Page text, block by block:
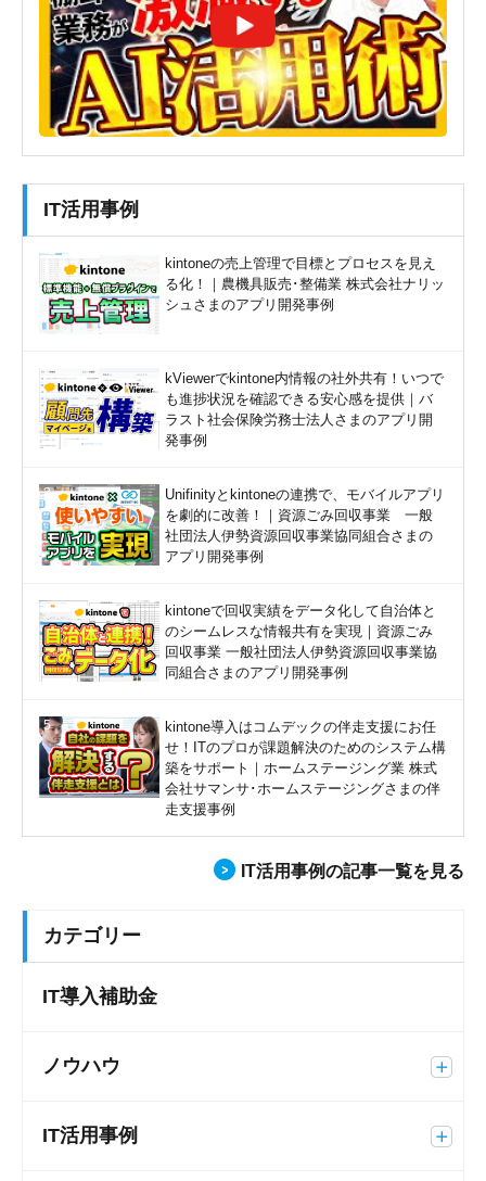
IT活用事例
kintoneの売上管理で目標とプロセスを見え
る化！｜農機具販売･整備業 株式会社ナリッ
シュさまのアプリ開発事例
kViewerでkintone内情報の社外共有！いつで
も進捗状況を確認できる安心感を提供｜バ
ラスト社会保険労務士法人さまのアプリ開
発事例
Unifinityとkintoneの連携で、モバイルアプリ
を劇的に改善！｜資源ごみ回収事業 一般
社団法人伊勢資源回収事業協同組合さまの
アプリ開発事例
kintoneで回収実績をデータ化して自治体と
のシームレスな情報共有を実現｜資源ごみ
回収事業 一般社団法人伊勢資源回収事業協
同組合さまのアプリ開発事例
kintone導入はコムデックの伴走支援にお任
せ！ITのプロが課題解決のためのシステム構
築をサポート｜ホームステージング業 株式
会社サマンサ･ホームステージングさまの伴
走支援事例
IT活用事例の記事一覧を見る
カテゴリー
IT導入補助金
ノウハウ
IT活用事例